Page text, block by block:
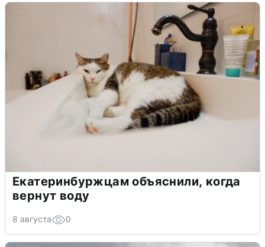
Екатеринбуржцам объяснили, когда
вернут воду
8 августа 0